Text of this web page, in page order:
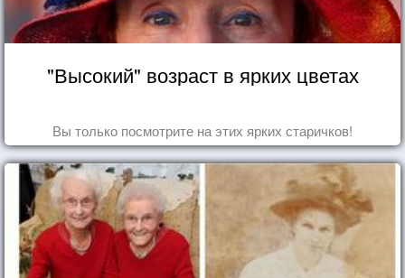
"Высокий" возраст в ярких цветах
Вы только посмотрите на этих ярких старичков!